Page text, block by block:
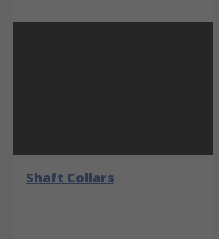
Shaft Collars